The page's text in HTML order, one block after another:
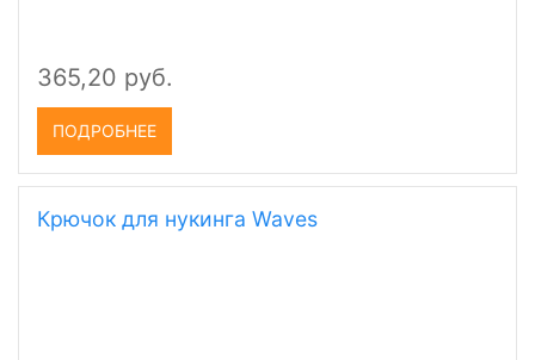
365,20 руб.
ПОДРОБНЕЕ
Крючок для нукинга Waves